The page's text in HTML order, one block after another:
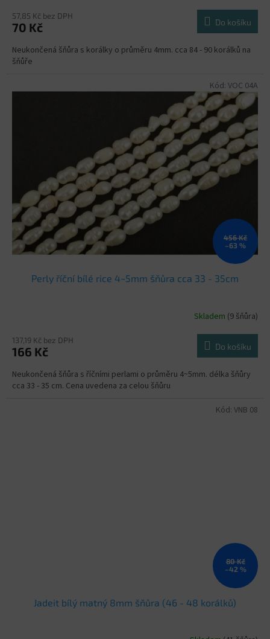
57,85 Kč bez DPH
70 Kč Do košíku
Neukončená šňůra s korálky o průměru 4mm. cca 84 - 90 korálků na
šňůře
456 Kč
–63 %
Perly říční bílé rice 4~5mm šňůra cca 33 - 35cm
Skladem (9 šňůra)
137,19 Kč bez DPH
166 Kč Do košíku
Neukončená šňůra s říčními perlami o průměru 4~5mm. délka šňůry
cca 33 - 35 cm. Cena uvedena za celou šňůru
Kód: VOC 04A
80 Kč
–42 %
Jadeit bílý matný 8mm šňůra (46 - 48 korálků)
Kód: VNB 08